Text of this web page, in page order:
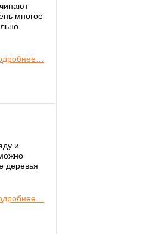
многое
и
деревья